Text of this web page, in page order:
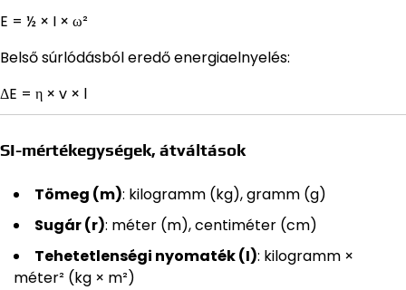
E = ½ × I × ω²
Belső súrlódásból eredő energiaelnyelés:
ΔE = η × v × l
SI-mértékegységek, átváltások
Tömeg (m): kilogramm (kg), gramm (g)
Sugár (r): méter (m), centiméter (cm)
Tehetetlenségi nyomaték (I): kilogramm ×
méter² (kg × m²)